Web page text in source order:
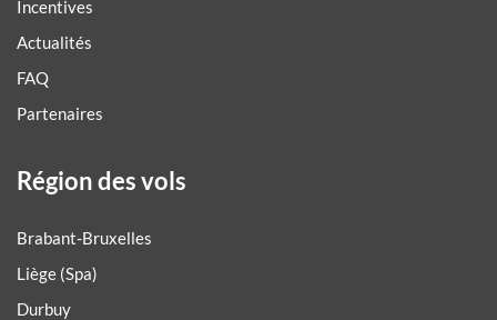
Incentives
Actualités
FAQ
Partenaires
Région des vols
Brabant-Bruxelles
Liège (Spa)
Durbuy